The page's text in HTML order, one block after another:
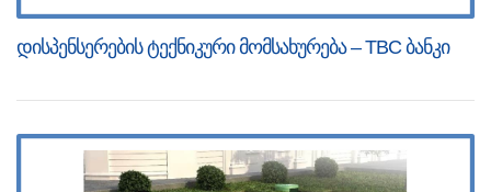
დისპენსერების ტექნიკური მომსახურება – TBC ბანკი